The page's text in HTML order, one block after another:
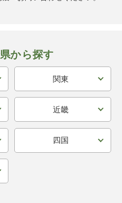
から探す
関東
近畿
四国